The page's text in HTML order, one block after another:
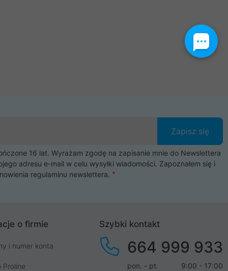
Zapisz się
16 lat. Wyrażam zgodę na zapisanie mnie do Newslettera
adresu e-mail w celu wysyłki wiadomości. Zapoznałem się i
regulaminu newslettera.
o firmie
i numer konta
Proline
Szybki kontakt
664 999 933
pon. - pt.
9:00 - 17:00